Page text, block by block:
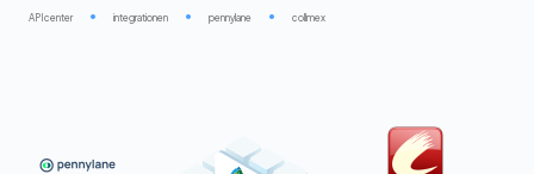
APIcenter integrationen pennylane collmex